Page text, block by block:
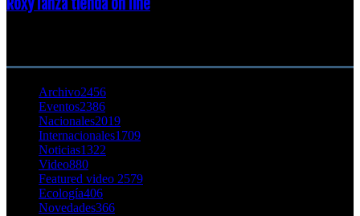
Archivo2456
Eventos2386
Nacionales2019
Internacionales1709
Noticias1322
Video880
Featured video 2579
Ecología406
Novedades366